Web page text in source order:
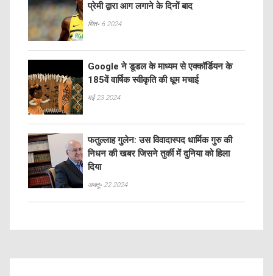
प्रेमी द्वारा आग लगाने के दिनों बाद
सित॰ 6 2024
Google ने डूडल के माध्यम से एक्कॉर्डियन के
185वें वार्षिक स्वीकृति की धूम मचाई
मई 23 2024
फतुल्लाह गुलेन: उस विवादास्पद धार्मिक गुरु की
निधन की खबर जिसने तुर्की में दुनिया को हिला
दिया
अक्तू॰ 22 2024